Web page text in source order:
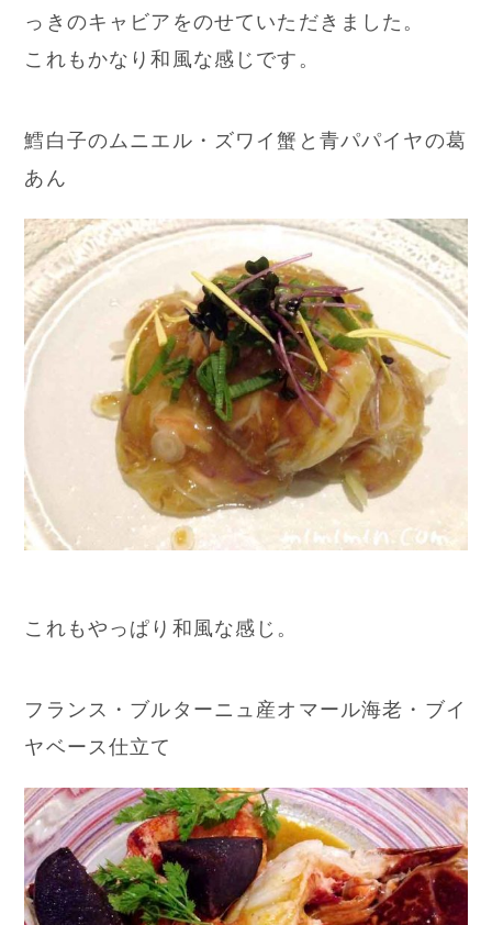
っきのキャビアをのせていただきました。
これもかなり和風な感じです。
鱈白子のムニエル・ズワイ蟹と青パパイヤの葛
あん
これもやっぱり和風な感じ。
フランス・ブルターニュ産オマール海老・ブイ
ヤベース仕立て